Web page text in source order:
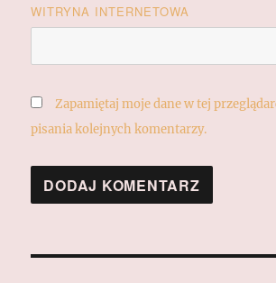
WITRYNA INTERNETOWA
Zapamiętaj moje dane w tej
pisania kolejnych komentarzy.